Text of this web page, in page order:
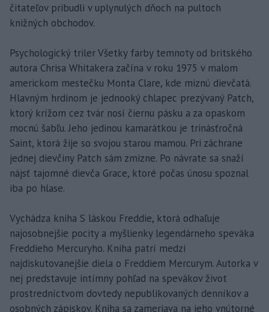
čitateľov pribudli v uplynulých dňoch na pultoch
knižných obchodov.
Psychologický triler Všetky farby temnoty od britského
autora Chrisa Whitakera začína v roku 1975 v malom
americkom mestečku Monta Clare, kde miznú dievčatá.
Hlavným hrdinom je jednooký chlapec prezývaný Patch,
ktorý krížom cez tvár nosí čiernu pásku a za opaskom
mocnú šabľu. Jeho jedinou kamarátkou je trinásťročná
Saint, ktorá žije so svojou starou mamou. Pri záchrane
jednej dievčiny Patch sám zmizne. Po návrate sa snaží
nájsť tajomné dievča Grace, ktoré počas únosu spoznal
iba po hlase.
Vychádza kniha S láskou Freddie, ktorá odhaľuje
najosobnejšie pocity a myšlienky legendárneho speváka
Freddieho Mercuryho. Kniha patrí medzi
najdiskutovanejšie diela o Freddiem Mercurym. Autorka v
nej predstavuje intímny pohľad na spevákov život
prostredníctvom dovtedy nepublikovaných denníkov a
osobných zápiskov. Kniha sa zameriava na jeho vnútorné